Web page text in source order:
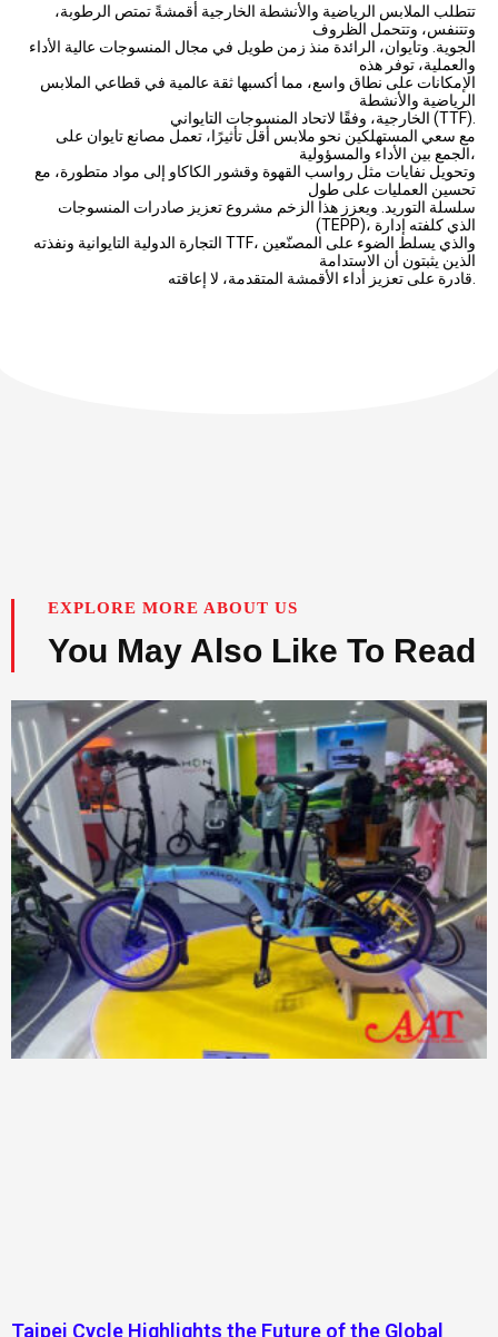
تتطلب الملابس الرياضية والأنشطة الخارجية أقمشةً تمتص الرطوبة،
وتتنفس، وتتحمل الظروف
الجوية. وتايوان، الرائدة منذ زمن طويل في مجال المنسوجات عالية الأداء
والعملية، توفر هذه
الإمكانات على نطاق واسع، مما أكسبها ثقة عالمية في قطاعي الملابس
الرياضية والأنشطة
الخارجية، وفقًا لاتحاد المنسوجات التايواني (TTF).
مع سعي المستهلكين نحو ملابس أقل تأثيرًا، تعمل مصانع تايوان على
الجمع بين الأداء والمسؤولية،
وتحويل نفايات مثل رواسب القهوة وقشور الكاكاو إلى مواد متطورة، مع
تحسين العمليات على طول
سلسلة التوريد. ويعزز هذا الزخم مشروع تعزيز صادرات المنسوجات
(TEPP)، الذي كلفته إدارة
التجارة الدولية التايوانية ونفذته TTF، والذي يسلط الضوء على المصنّعين
الذين يثبتون أن الاستدامة
EXPLORE MORE ABOUT US
You May Also Like To Read
Taipei Cycle Highlights the Future of the Global